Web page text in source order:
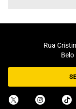
Rua
Belo